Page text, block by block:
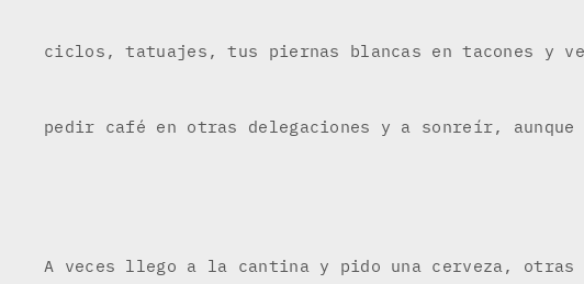
ciclos, tatuajes, tus piernas blancas en tacones y
pedir café en otras delegaciones y a sonreír, aunque
A veces llego a la cantina y pido una cerveza, otras